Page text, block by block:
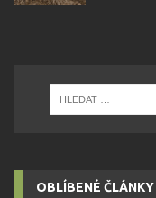
OBLÍBENÉ ČLÁNKY